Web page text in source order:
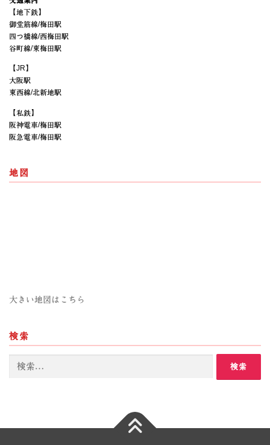
【地下鉄】
御堂筋線/梅田駅
四つ橋線/西梅田駅
谷町線/東梅田駅
【JR】
大阪駅
東西線/北新地駅
【私鉄】
阪神電車/梅田駅
阪急電車/梅田駅
地図
大きい地図はこちら
検索